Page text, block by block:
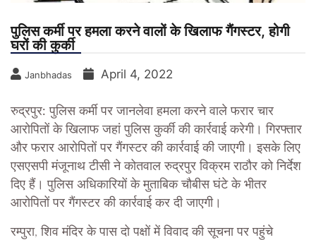
पुलिस कर्मी पर हमला करने वालों के खिलाफ गैंगस्टर, होगी
घरों की कुर्की
Janbhadas April 4, 2022
रुद्रपुर: पुलिस कर्मी पर जानलेवा हमला करने वाले फरार चार
आरोपितों के खिलाफ जहां पुलिस कुर्की की कार्रवाई करेगी। गिरफ्तार
और फरार आरोपितों पर गैंगस्टर की कार्रवाई की जाएगी। इसके लिए
एसएसपी मंजूनाथ टीसी ने कोतवाल रुद्रपुर विक्रम राठौर को निर्देश
दिए हैं। पुलिस अधिकारियों के मुताबिक चौबीस घंटे के भीतर
आरोपितों पर गैंगस्टर की कार्रवाई कर दी जाएगी।
रम्पुरा, शिव मंदिर के पास दो पक्षों में विवाद की सूचना पर पहुंचे